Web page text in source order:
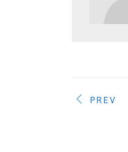
PREV